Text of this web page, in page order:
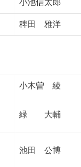
小池信太郎
稗田 雅洋
小木曽 綾
緑 大輔
池田 公博